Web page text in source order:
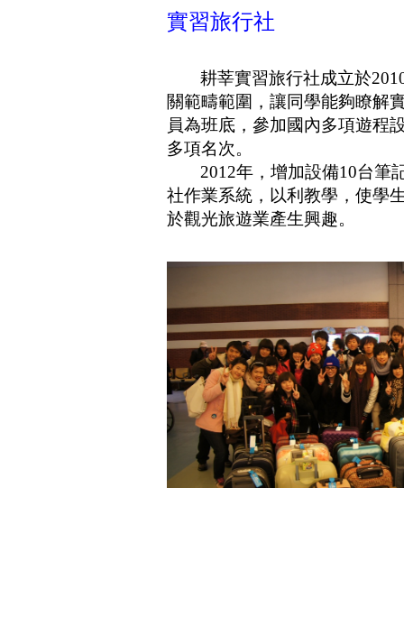
實習旅行社
耕莘實習旅行社成立於
關範疇範圍，讓同學能夠瞭解
員為班底，參加國內多項遊程
多項名次。
2012年，增加設備10台筆
社作業系統，以利教學，使學
於觀光旅遊業產生興趣。